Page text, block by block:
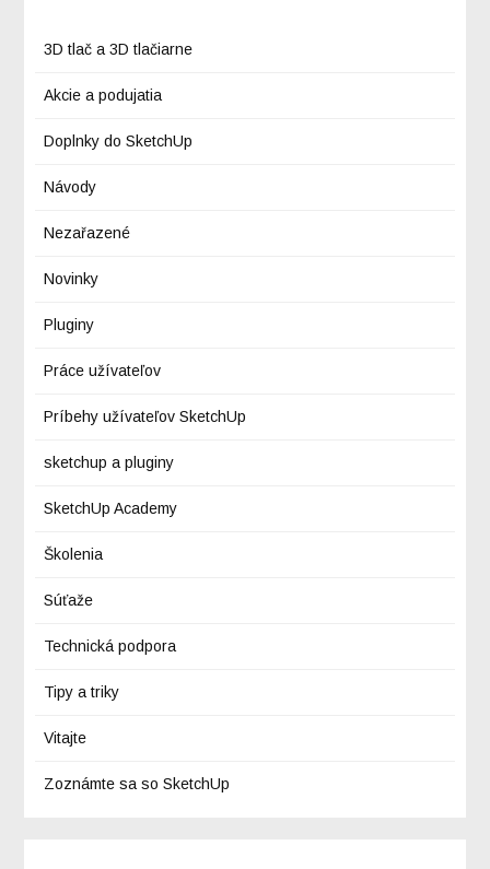
3D tlač a 3D tlačiarne
Akcie a podujatia
Doplnky do SketchUp
Návody
Nezařazené
Novinky
Pluginy
Práce užívateľov
Príbehy užívateľov SketchUp
sketchup a pluginy
SketchUp Academy
Školenia
Súťaže
Technická podpora
Tipy a triky
Vitajte
Zoznámte sa so SketchUp